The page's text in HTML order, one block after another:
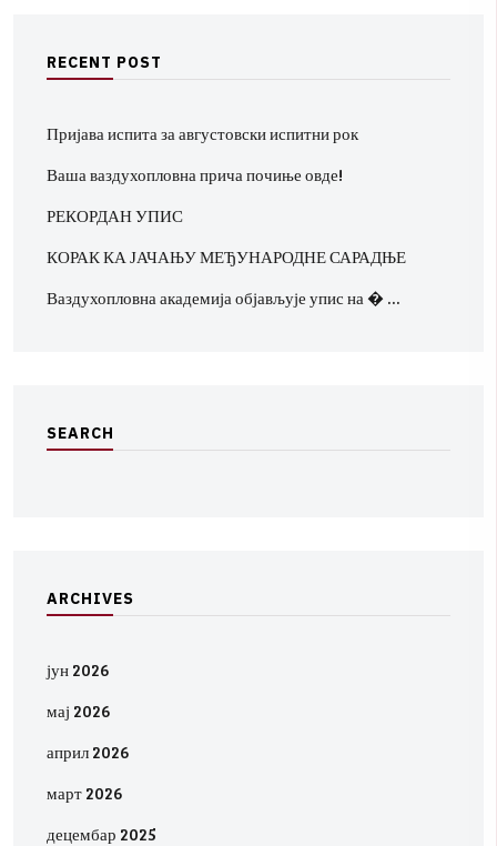
RECENT POST
Пријава испита за августовски испитни рок
Ваша ваздухопловна прича почиње овде!
РЕКОРДАН УПИС
КОРАК КА ЈАЧАЊУ МЕЂУНАРОДНЕ САРАДЊЕ
Ваздухопловна академија објављује упис на � …
SEARCH
ARCHIVES
јун 2026
мај 2026
април 2026
март 2026
децембар 2025